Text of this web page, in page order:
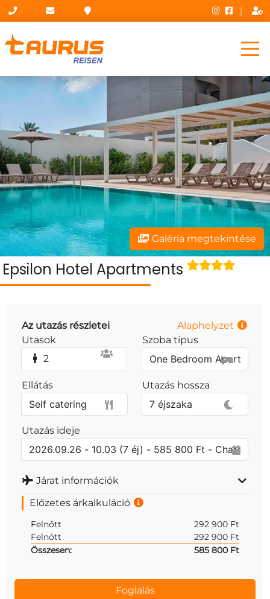
|
Galéria megtekintése
Epsilon Hotel Apartments
Az utazás részletei
Alaphelyzet
Utasok
2
Szoba típus
Ellátás Utazás hossza
Utazás ideje
Járat információk
Előzetes árkalkuláció
Felnőtt
292 900 Ft
Felnőtt
292 900 Ft
Összesen:
585 800 Ft